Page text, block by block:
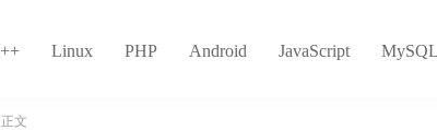
Linux PHP Android JavaScript MySQL
正文